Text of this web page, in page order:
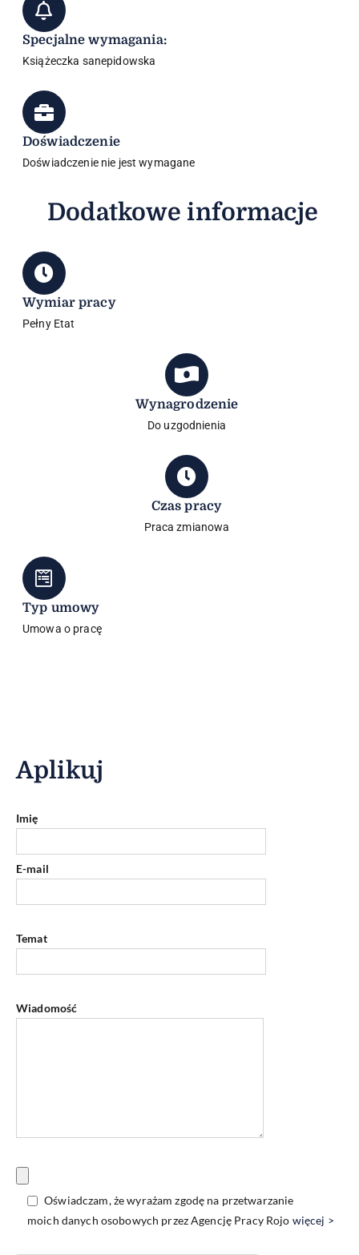
Specjalne wymagania:
Książeczka sanepidowska
Doświadczenie
Doświadczenie nie jest wymagane
Dodatkowe informacje
Wymiar pracy
Pełny Etat
Wynagrodzenie
Do uzgodnienia
Czas pracy
Praca zmianowa
Typ umowy
Umowa o pracę
Aplikuj
Imię
E-mail
Temat
Wiadomość
Oświadczam, że wyrażam zgodę na przetwarzanie
moich danych osobowych przez Agencję Pracy Rojo więcej >